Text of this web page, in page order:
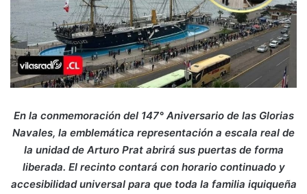
En la conmemoración del 147° Aniversario de las Glorias
Navales, la emblemática representación a escala real de
la unidad de Arturo Prat abrirá sus puertas de forma
liberada. El recinto contará con horario continuado y
accesibilidad universal para que toda la familia iquiqueña